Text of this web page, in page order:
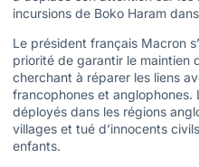
incursions de Boko Haram
Le président français Macron
priorité de garantir le maintien
cherchant à réparer les liens
francophones et anglophones.
déployés dans les régions
villages et tué d’innocents
enfants.